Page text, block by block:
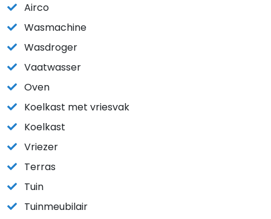
Airco
Wasmachine
Wasdroger
Vaatwasser
Oven
Koelkast met vriesvak
Koelkast
Vriezer
Terras
Tuin
Tuinmeubilair